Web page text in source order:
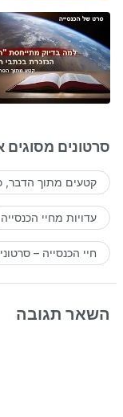
סרטונים מסוגים
קטעים מתוך הדבר,
עדויות מחיי הכנסייה
חיי הכנסייה –
השאר תגובה